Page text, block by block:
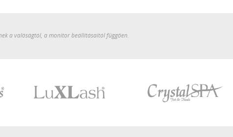
a valóságtól, a monitor beállításaitól függően.